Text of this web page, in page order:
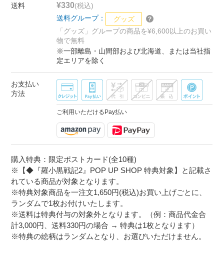
送料 ¥330(税込)
送料グループ：
グッズ
「グッズ」グループの商品を¥6,600以上のお買い
物で無料
※一部離島・山間部および北海道、または当社指
定エリアを除く
お支払い
方法
ご利用いただけるPay払い
購入特典：限定ポストカード(全10種)
※【◆『羅小黒戦記2』POP UP SHOP 特典対象】と記載さ
れている商品が対象となります。
※特典対象商品を一注文1,650円(税込)お買い上げごとに、
ランダムで1枚お付けいたします。
※送料は特典付与の対象外となります。（例：商品代金合
計3,000円、送料330円の場合 → 特典は1枚となります）
※特典の絵柄はランダムとなり、お選びいただけません。